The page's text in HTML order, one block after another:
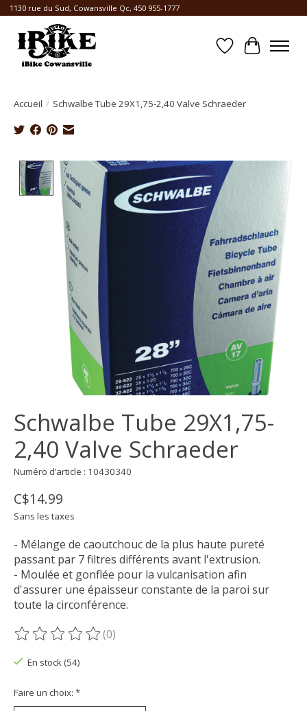
1130 rue du Sud, Cowansville Qc, 450 955-1777
Liste dePanier
Accueil / Schwalbe Tube 29X1,75-2,40 Valve Schraeder
Product image slideshow Items
Schwalbe Tube 29X1,75-
2,40 Valve Schraeder
Numéro d’article : 10430340
C$14.99
Sans les taxes
- Mélange de caoutchouc de la plus haute pureté
passant par 7 filtres différents avant l'extrusion.
- Moulée et gonflée pour la vulcanisation afin
d'assurer une épaisseur constante de la paroi sur
toute la circonférence.
Ce produit est évalué à
(0)
En stock (54)
Faire un choix: *